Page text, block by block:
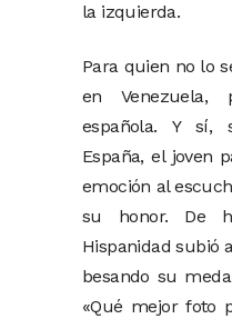
la izquierda.
Para quien no lo
en
española. Y sí,
España, el joven
emoción al
su honor. De
Hispanidad subió
besando su
«Qué mejor foto